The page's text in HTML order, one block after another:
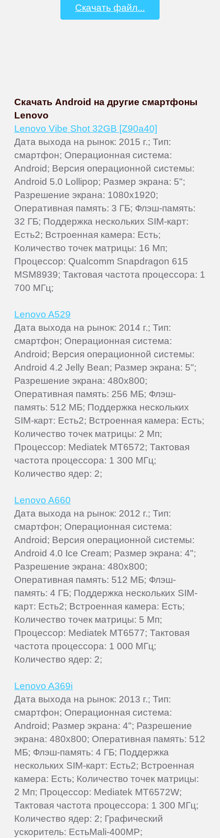
Скачать файл...
Скачать Android на другие смартфоны
Lenovo
Lenovo Vibe Shot 32GB [Z90a40]
Дата выхода на рынок: 2015 г.; Тип:
смартфон; Операционная система:
Android; Версия операционной системы:
Android 5.0 Lollipop; Размер экрана: 5";
Разрешение экрана: 1080x1920;
Оперативная память: 3 ГБ; Флэш-память:
32 ГБ; Поддержка нескольких SIM-карт:
Есть2; Встроенная камера: Есть;
Количество точек матрицы: 16 Мп;
Процессор: Qualcomm Snapdragon 615
MSM8939; Тактовая частота процессора: 1
700 МГц;
Lenovo A529
Дата выхода на рынок: 2014 г.; Тип:
смартфон; Операционная система:
Android; Версия операционной системы:
Android 4.2 Jelly Bean; Размер экрана: 5";
Разрешение экрана: 480x800;
Оперативная память: 256 МБ; Флэш-
память: 512 МБ; Поддержка нескольких
SIM-карт: Есть2; Встроенная камера: Есть;
Количество точек матрицы: 2 Мп;
Процессор: Mediatek MT6572; Тактовая
частота процессора: 1 300 МГц;
Количество ядер: 2;
Lenovo A660
Дата выхода на рынок: 2012 г.; Тип:
смартфон; Операционная система:
Android; Версия операционной системы:
Android 4.0 Ice Cream; Размер экрана: 4";
Разрешение экрана: 480x800;
Оперативная память: 512 МБ; Флэш-
память: 4 ГБ; Поддержка нескольких SIM-
карт: Есть2; Встроенная камера: Есть;
Количество точек матрицы: 5 Мп;
Процессор: Mediatek MT6577; Тактовая
частота процессора: 1 000 МГц;
Количество ядер: 2;
Lenovo A369i
Дата выхода на рынок: 2013 г.; Тип:
смартфон; Операционная система:
Android; Размер экрана: 4"; Разрешение
экрана: 480x800; Оперативная память: 512
МБ; Флэш-память: 4 ГБ; Поддержка
нескольких SIM-карт: Есть2; Встроенная
камера: Есть; Количество точек матрицы:
2 Мп; Процессор: Mediatek MT6572W;
Тактовая частота процессора: 1 300 МГц;
Количество ядер: 2; Графический
ускоритель: ЕстьMali-400MP;